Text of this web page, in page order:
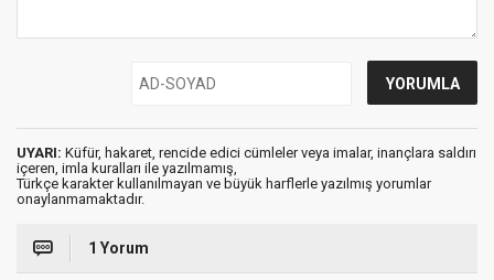
UYARI: Küfür, hakaret, rencide edici cümleler veya imalar, inançlara saldırı
içeren, imla kuralları ile yazılmamış,
Türkçe karakter kullanılmayan ve büyük harflerle yazılmış yorumlar
onaylanmamaktadır.
1 Yorum